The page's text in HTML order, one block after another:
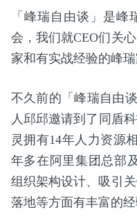
「峰瑞自由谈」是峰
会，我们就CEO们关
家和有实战经验的峰
不久前的「峰瑞自由
人邱邱邀请到了同盾
灵拥有14年人力资源
年多在阿里集团总部
组织架构设计、吸引
落地等方面有丰富的经